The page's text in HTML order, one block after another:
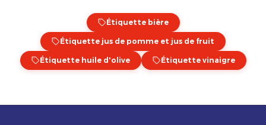
Étiquette bière
Étiquette jus de pomme et jus de fruit
Étiquette huile d'olive Étiquette vinaigre